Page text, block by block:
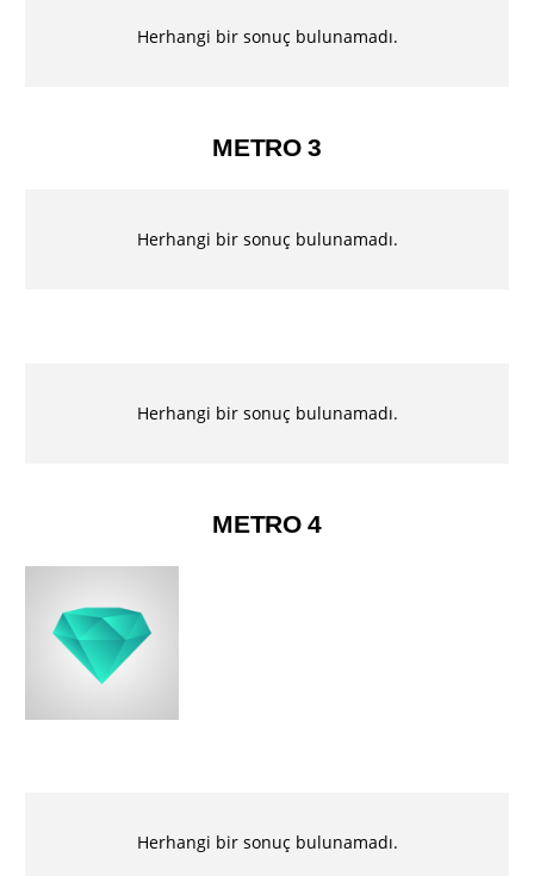
Herhangi bir sonuç bulunamadı.
METRO 3
Herhangi bir sonuç bulunamadı.
Herhangi bir sonuç bulunamadı.
METRO 4
Herhangi bir sonuç bulunamadı.